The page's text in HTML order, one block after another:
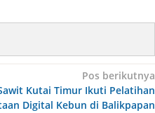
Pos berikutnya
Kutai Timur Ikuti Pelatihan
Digital Kebun di Balikpapan